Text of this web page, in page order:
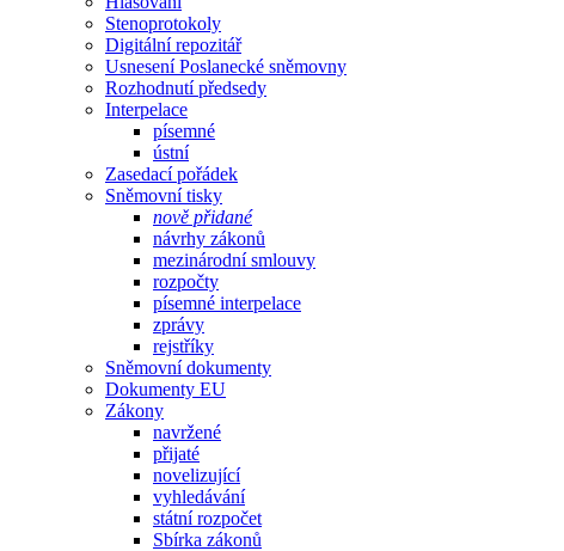
Stenoprotokoly
Digitální repozitář
Usnesení Poslanecké sněmovny
Rozhodnutí předsedy
Interpelace
písemné
ústní
Zasedací pořádek
Sněmovní tisky
nově přidané
návrhy zákonů
mezinárodní smlouvy
rozpočty
písemné interpelace
zprávy
rejstříky
Sněmovní dokumenty
Dokumenty EU
Zákony
navržené
přijaté
novelizující
vyhledávání
státní rozpočet
Sbírka zákonů